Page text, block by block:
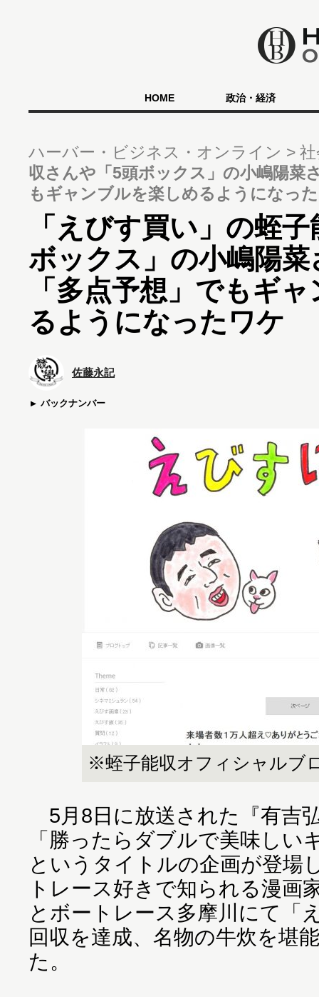
HOME 政治・経済
ハーバー・ビジネス・オンライン
収さんや「5頭ボックス」の小嶋陽菜
もギャンブルを楽しめるようになっ
「えびす買い」の蛭
ボックス」の小嶋陽
「多点予想」でもギ
るようになったワケ
佐藤永記
バックナンバー
※蛭子能収オフィシャルブ
5月8日に放送された『有吉
「勝ったらダブルで美味しい
というタイトルの企画が登場
トレース好きで知られる漫画
とボートレース多摩川にて「
回収を達成、名物の牛炊を堪
た。